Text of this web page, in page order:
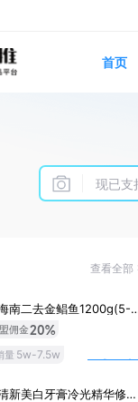
首页
查看全部
海南二去金鲳鱼1200g(5-6
佣金20%
量 5w-7.5w
新美白牙膏冷光精华修色